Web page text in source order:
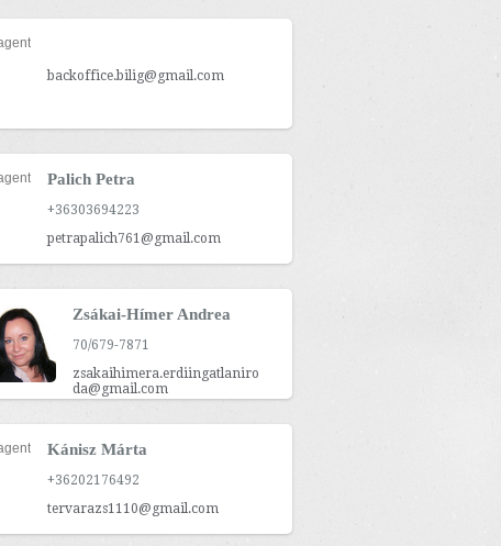
backoffice.bilig@gmail.com
Palich Petra
+36303694223
petrapalich761@gmail.com
Zsákai-Hímer Andrea
70/679-7871
zsakaihimera.erdiingatlaniro
da@gmail.com
Kánisz Márta
+36202176492
tervarazs1110@gmail.com